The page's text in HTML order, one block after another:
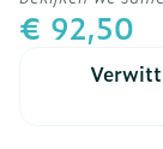
€ 92,50